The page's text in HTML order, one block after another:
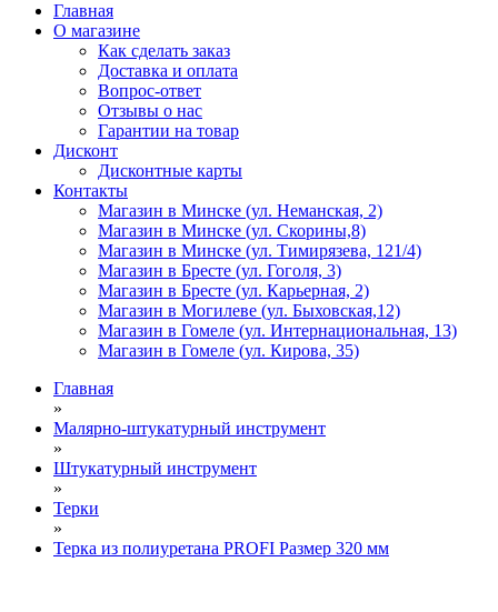
Главная
О магазине
Как сделать заказ
Доставка и оплата
Вопрос-ответ
Отзывы о нас
Гарантии на товар
Дисконт
Дисконтные карты
Контакты
Магазин в Минске (ул. Неманская, 2)
Магазин в Минске (ул. Скорины,8)
Магазин в Минске (ул. Тимирязева, 121/4)
Магазин в Бресте (ул. Гоголя, 3)
Магазин в Бресте (ул. Карьерная, 2)
Магазин в Могилеве (ул. Быховская,12)
Магазин в Гомеле (ул. Интернациональная, 13)
Магазин в Гомеле (ул. Кирова, 35)
Главная
»
Малярно-штукатурный инструмент
»
Штукатурный инструмент
»
Терки
»
Терка из полиуретана PROFI Размер 320 мм